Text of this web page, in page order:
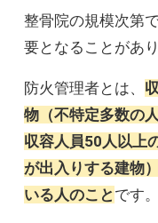
整骨院の規模次第
要となることがあり
防火管理者とは、
物（不特定多数の
収容人員50人以上
が出入りする建物
いる人のこと です。